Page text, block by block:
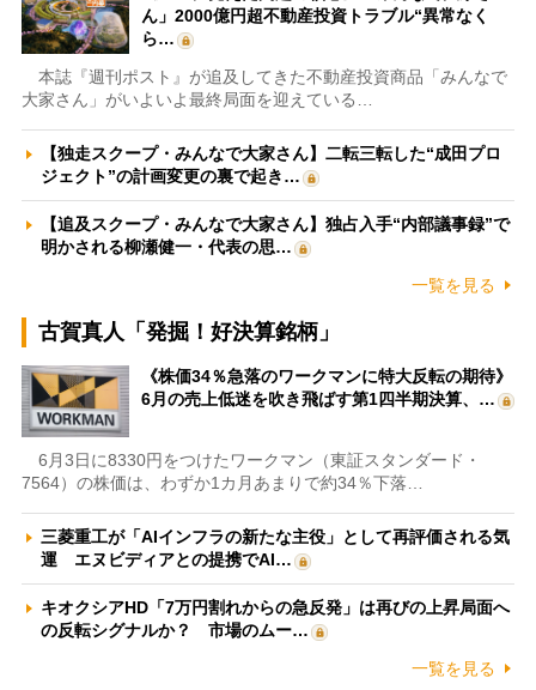
ん」2000億円超不動産投資トラブル“異常なく
ら…
本誌『週刊ポスト』が追及してきた不動産投資商品「みんなで
大家さん」がいよいよ最終局面を迎えている…
【独走スクープ・みんなで大家さん】二転三転した“成田プロ
ジェクト”の計画変更の裏で起き…
【追及スクープ・みんなで大家さん】独占入手“内部議事録”で
明かされる柳瀬健一・代表の思…
一覧を見る
古賀真人「発掘！好決算銘柄」
《株価34％急落のワークマンに特大反転の期待》
6月の売上低迷を吹き飛ばす第1四半期決算、…
6月3日に8330円をつけたワークマン（東証スタンダード・
7564）の株価は、わずか1カ月あまりで約34％下落…
三菱重工が「AIインフラの新たな主役」として再評価される気
運 エヌビディアとの提携でAI…
キオクシアHD「7万円割れからの急反発」は再びの上昇局面へ
の反転シグナルか？ 市場のムー…
一覧を見る